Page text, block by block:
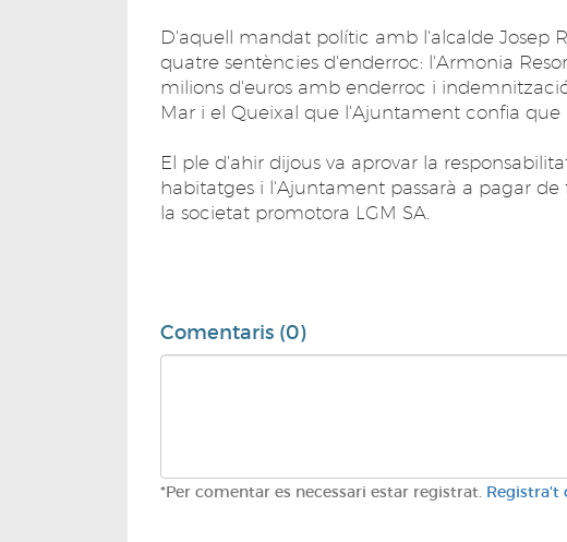
D'aquell mandat polític amb l'alcalde Josep
quatre sentències d'enderroc: l'Armonia
milions d'euros amb enderroc i
Mar i el Queixal que l'Ajuntament confia que
El ple d'ahir dijous va aprovar la
habitatges i l'Ajuntament passarà a pagar
la societat promotora LGM SA.
Comentaris (0)
*Per comentar es necessari estar registrat. Registra't